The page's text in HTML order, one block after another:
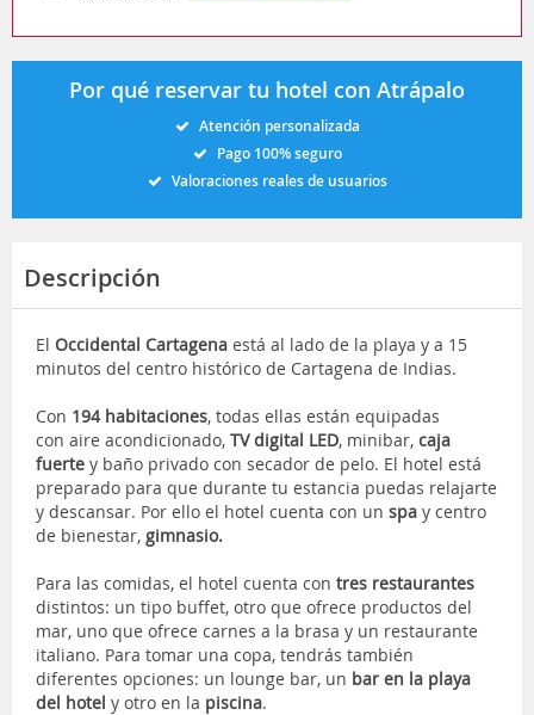
Por qué reservar tu hotel con Atrápalo
Atención personalizada
Pago 100% seguro
Valoraciones reales de usuarios
Descripción
El Occidental Cartagena está al lado de la playa y a 15
minutos del centro histórico de Cartagena de Indias.
Con 194 habitaciones, todas ellas están equipadas
con aire acondicionado, TV digital LED, minibar, caja
fuerte y baño privado con secador de pelo. El hotel está
preparado para que durante tu estancia puedas relajarte
y descansar. Por ello el hotel cuenta con un spa y centro
de bienestar, gimnasio.
Para las comidas, el hotel cuenta con tres restaurantes
distintos: un tipo buffet, otro que ofrece productos del
mar, uno que ofrece carnes a la brasa y un restaurante
italiano. Para tomar una copa, tendrás también
diferentes opciones: un lounge bar, un bar en la playa
del hotel y otro en la piscina.